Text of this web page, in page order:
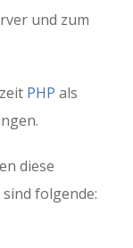
und zum
PHP als
diese
folgende: